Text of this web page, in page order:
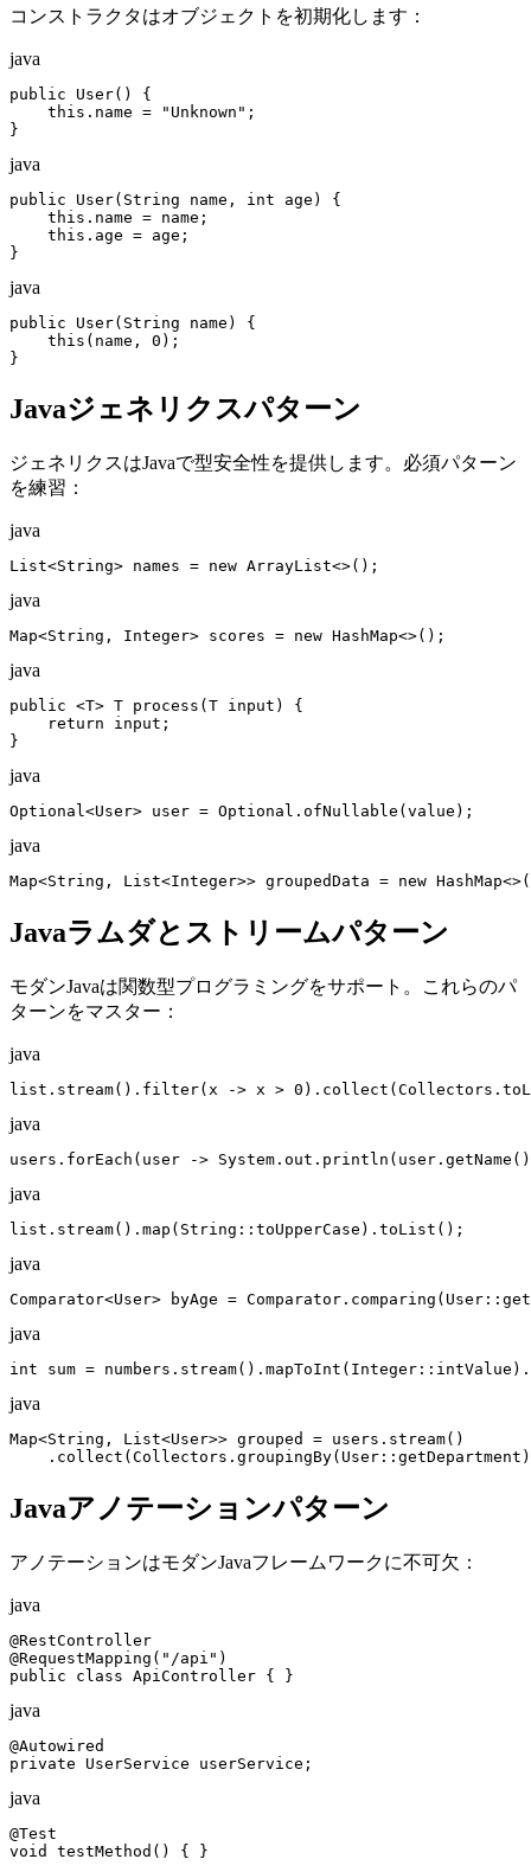
コンストラクタはオブジェクトを初期化します：
java
public User() {
    this.name = "Unknown";
}
java
public User(String name, int age) {
    this.name = name;
    this.age = age;
}
java
public User(String name) {
    this(name, 0);
}
Javaジェネリクスパターン
ジェネリクスはJavaで型安全性を提供します。必須パターン
を練習：
java
List<String> names = new ArrayList<>();
java
Map<String, Integer> scores = new HashMap<>();
java
public <T> T process(T input) {
    return input;
}
java
Optional<User> user = Optional.ofNullable(value);
java
Map<String, List<Integer>> groupedData = new
Javaラムダとストリームパターン
モダンJavaは関数型プログラミングをサポート。これらのパ
ターンをマスター：
java
list.stream().filter(x -> x >
java
users.forEach(user ->
java
list.stream().map(String::toUpperCase).toList();
java
Comparator<User> byAge =
java
int sum =
java
Map<String, List<User>> grouped = users.stream()
Javaアノテーションパターン
アノテーションはモダンJavaフレームワークに不可欠：
java
@RestController
@RequestMapping("/api")
public class ApiController { }
java
@Autowired
private UserService userService;
java
@Test
void testMethod() { }